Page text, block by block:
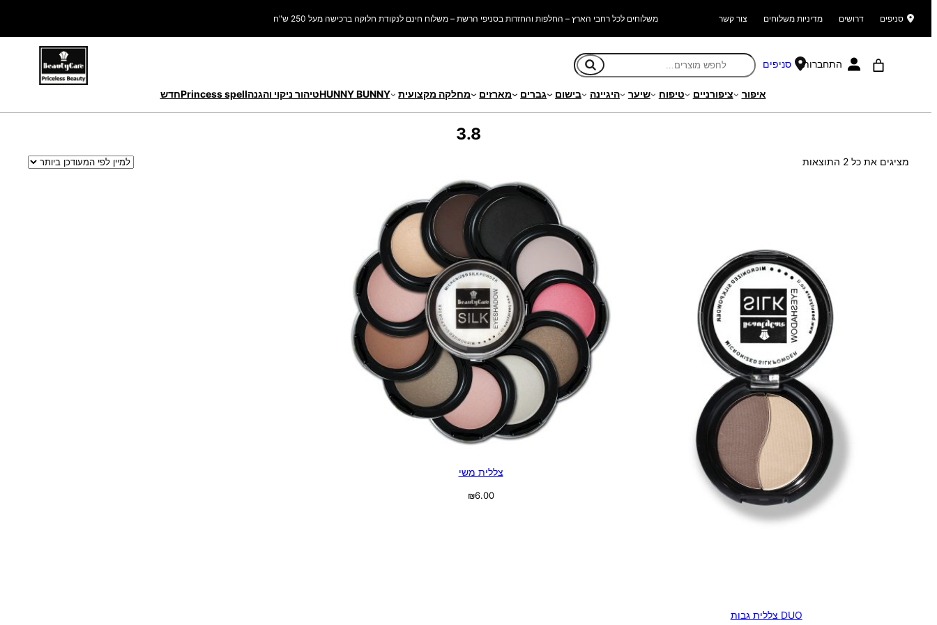
סניפים דרושים מדיניות משלוחים צור קשר משלוחים לכל רחבי הארץ – החלפות והחזרות בסניפי הרשת – משלוח חינם לנקודת חלוקה ברכישה מעל 250 ש"ח
התחברות סניפים
איפור ציפורניים טיפוח שיער היגיינה בישום גברים מארזים מחלקה מקצועית HUNNY BUNNYטיהור ניקוי והגנהPrincess spellחדש
3.8
מציגים את כל ⁦2⁩ התוצאות
ממוין
DUO צללית גבות
צללית משי
₪6.00